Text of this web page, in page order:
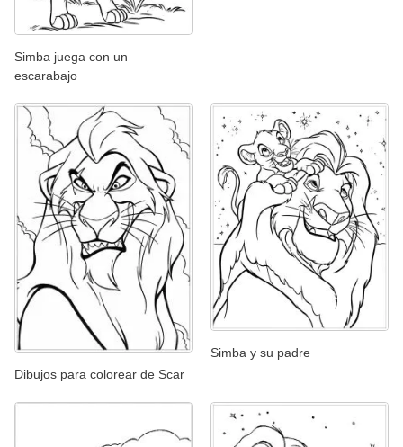
Simba juega con un
escarabajo
Dibujos para colorear de Scar
Simba y su padre